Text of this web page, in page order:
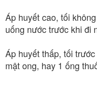
Áp huyết cao, tối
uống nước trước khi đi
Áp huyết thấp, tối
mật ong, hay 1 ống